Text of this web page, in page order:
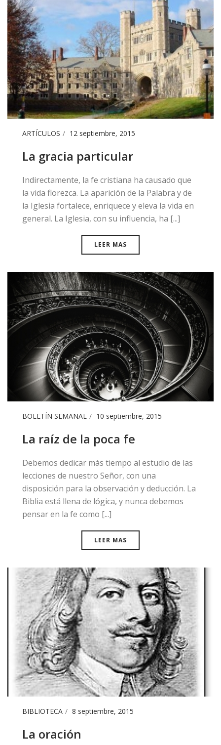
ARTÍCULOS 12 septiembre, 2015
La gracia particular
​Indirectamente, la fe cristiana ha causado que
la vida florezca. La aparición de la Palabra y de
la Iglesia fortalece, enriquece y eleva la vida en
general. La Iglesia, con su influencia, ha [...]
LEER MAS
BOLETÍN SEMANAL 10 septiembre, 2015
La raíz de la poca fe
Debemos dedicar más tiempo al estudio de las
lecciones de nuestro Señor, con una
disposición para la observación y deducción. La
Biblia está llena de lógica, y nunca debemos
pensar en la fe como [...]
LEER MAS
BIBLIOTECA 8 septiembre, 2015
La oración